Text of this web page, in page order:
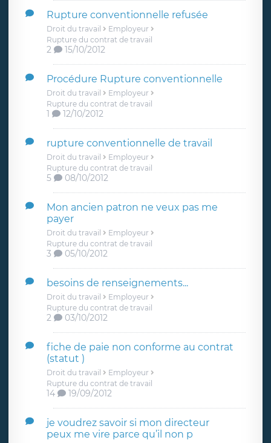
Rupture conventionnelle refusée
Droit du travail
Employeur
Rupture du contrat de travail
2 15/10/2012
Procédure Rupture conventionnelle
Droit du travail
Employeur
Rupture du contrat de travail
1 12/10/2012
rupture conventionnelle de travail
Droit du travail
Employeur
Rupture du contrat de travail
5 08/10/2012
Mon ancien patron ne veux pas me
payer
Droit du travail
Employeur
Rupture du contrat de travail
3 05/10/2012
besoins de renseignements...
Droit du travail
Employeur
Rupture du contrat de travail
2 03/10/2012
fiche de paie non conforme au contrat
(statut )
Droit du travail
Employeur
Rupture du contrat de travail
14 19/09/2012
je voudrez savoir si mon directeur
peux me vire parce qu’il non p